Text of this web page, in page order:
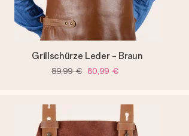
Grillschürze Leder - Braun
89,99 € 80,99 €